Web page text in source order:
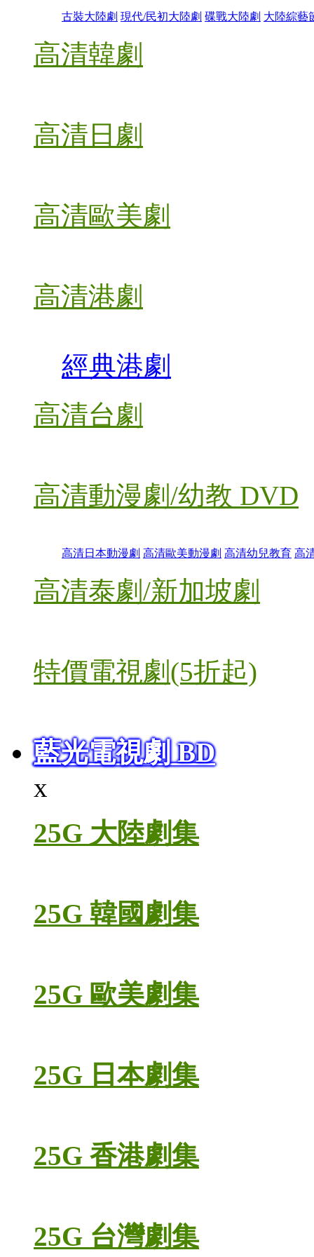
古裝大陸劇 現代/民初大陸劇 碟戰大陸劇 大陸綜藝
高清韓劇
高清日劇
高清歐美劇
高清港劇
經典港劇
高清台劇
高清動漫劇/幼教 DVD
高清日本動漫劇 高清歐美動漫劇 高清幼兒教育 高
高清泰劇/新加坡劇
特價電視劇(5折起)
藍光電視劇 BD
x
25G 大陸劇集
25G 韓國劇集
25G 歐美劇集
25G 日本劇集
25G 香港劇集
25G 台灣劇集